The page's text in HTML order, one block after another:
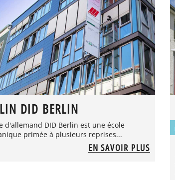
DID BERLIN
d'allemand DID Berlin est une école
primée à plusieurs reprises...
EN SAVOIR PLUS